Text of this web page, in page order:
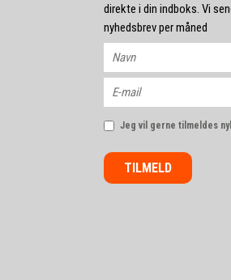
direkte i din indboks. Vi
nyhedsbrev per måned
Jeg vil gerne tilmeldes
TILMELD